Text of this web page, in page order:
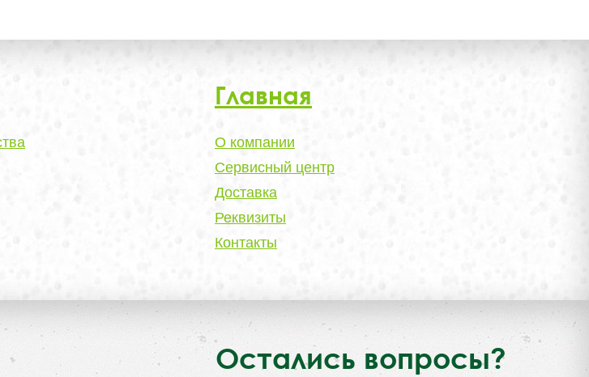
Главная
О компании
Сервисный центр
Доставка
Реквизиты
Контакты
Остались вопросы?